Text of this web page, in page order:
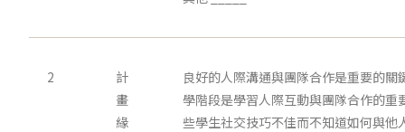
2
計
畫
緣
良好的人際溝通與團隊合作是重要的關
學階段是學習人際互動與團隊合作的重
些學生社交技巧不佳而不知道如何與他